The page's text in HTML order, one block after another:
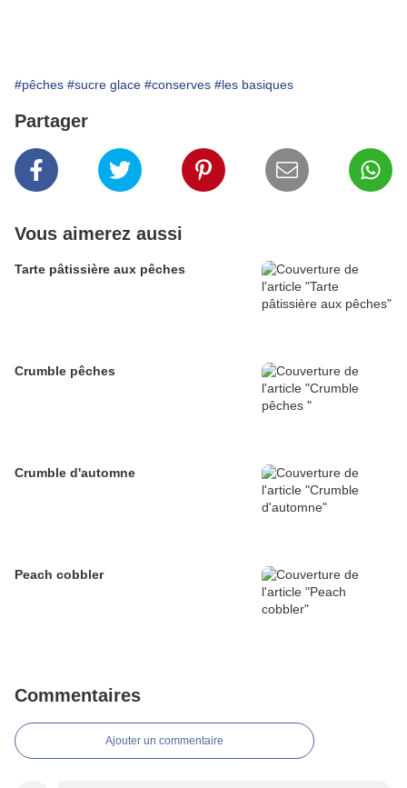
#pêches #sucre glace #conserves #les basiques
Partager
Vous aimerez aussi
Tarte pâtissière aux pêches
Crumble pêches
Crumble d'automne
Peach cobbler
Commentaires
Ajouter un commentaire